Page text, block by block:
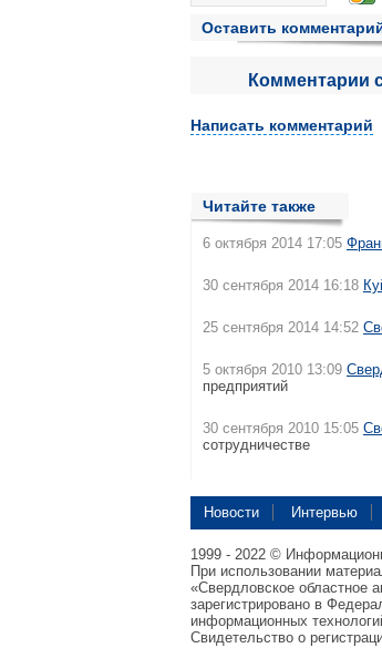
Оставить
Комментарии
Написать комментарий
Читайте также
6 октября 2014 17:05
30 сентября 2014 16:18
25 сентября 2014 14:52
5 октября 2010 13:09
предприятий
30 сентября 2010 15:05
сотрудничестве
Новости Интервью
1999 - 2022 ©
При использовании
«Свердловское областное
зарегистрировано в
информационных
Свидетельство о